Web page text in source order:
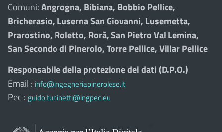
Comuni:Angrogna, Bibiana, Bobbio Pellice,
Bricherasio, Luserna San Giovanni, Lusernetta,
Prarostino, Roletto, Rorà, San Pietro Val Lemina,
San Secondo di Pinerolo, Torre Pellice, Villar Pellice
Responsabile della protezione dei dati (D.P.O.)
Email : info@ingegneriapinerolese.it
Pec : guido.tuninetti@ingpec.eu